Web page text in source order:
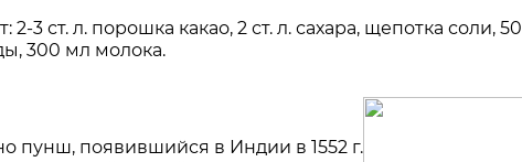
2-3 ст. л. порошка какао, 2 ст. л. сахара, щепотка соли, 50
300 мл молока.
пунш, появившийся в Индии в 1552 г.